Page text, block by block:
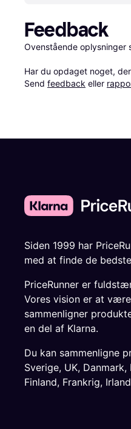
Feedback
Ovenstående oplysninger
Har du opdaget noget,
Send feedback eller
Siden 1999 har
med at finde de
PriceRunner er
Vores vision er at
sammenligner
en del af Klarna.
Du kan sammenligne
Sverige, UK, Danmark,
Finland, Frankrig, Irland